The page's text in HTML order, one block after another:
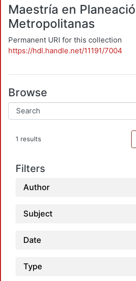
Maestría en
Metropolitanas
Permanent URI for this collection
https://hdl.handle.net/11191/7004
Browse
1 results
Filters
Author
Subject
Date
Type